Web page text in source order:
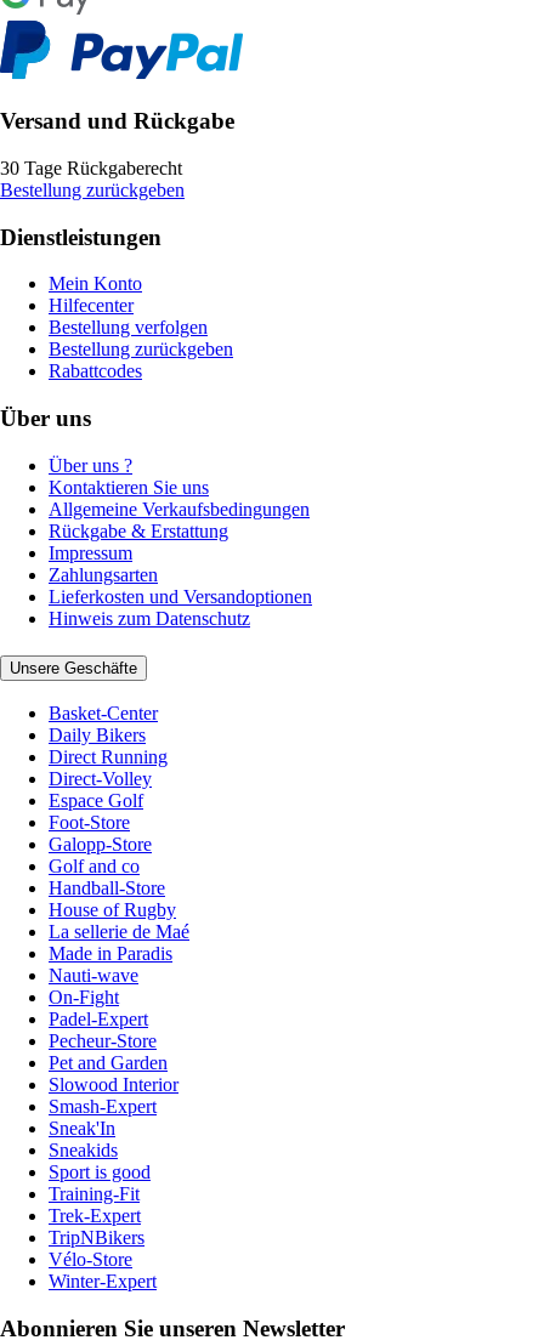
Versand und Rückgabe
30 Tage Rückgaberecht
Bestellung zurückgeben
Dienstleistungen
Mein Konto
Hilfecenter
Bestellung verfolgen
Bestellung zurückgeben
Rabattcodes
Über uns
Über uns ?
Kontaktieren Sie uns
Allgemeine Verkaufsbedingungen
Rückgabe & Erstattung
Impressum
Zahlungsarten
Lieferkosten und Versandoptionen
Hinweis zum Datenschutz
Unsere Geschäfte
Basket-Center
Daily Bikers
Direct Running
Direct-Volley
Espace Golf
Foot-Store
Galopp-Store
Golf and co
Handball-Store
House of Rugby
La sellerie de Maé
Made in Paradis
Nauti-wave
On-Fight
Padel-Expert
Pecheur-Store
Pet and Garden
Slowood Interior
Smash-Expert
Sneak'In
Sneakids
Sport is good
Training-Fit
Trek-Expert
TripNBikers
Vélo-Store
Winter-Expert
Abonnieren Sie unseren Newsletter